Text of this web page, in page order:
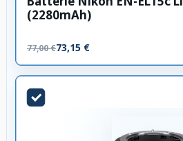
(2280mAh)
77,00 €73,15 €